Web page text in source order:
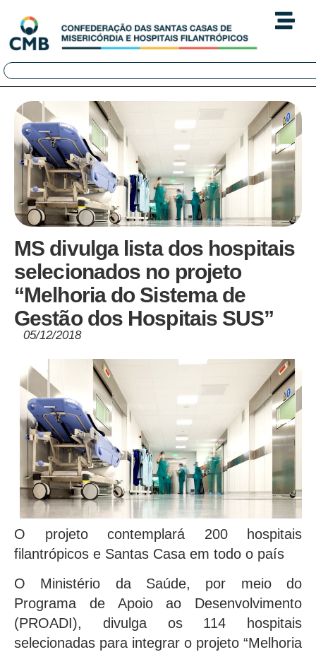
MS divulga lista dos hospitais
selecionados no projeto
“Melhoria do Sistema de
Gestão dos Hospitais SUS”
05/12/2018
O projeto contemplará 200 hospitais
filantrópicos e Santas Casa em todo o país
O Ministério da Saúde, por meio do
Programa de Apoio ao Desenvolvimento
(PROADI), divulga os 114 hospitais
selecionadas para integrar o projeto “Melhoria